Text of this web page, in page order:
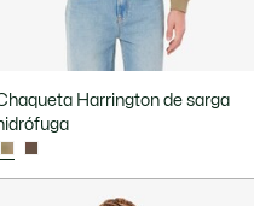
Harrington de sarga